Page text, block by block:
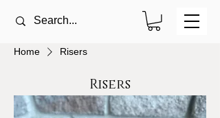
Home Risers
Risers